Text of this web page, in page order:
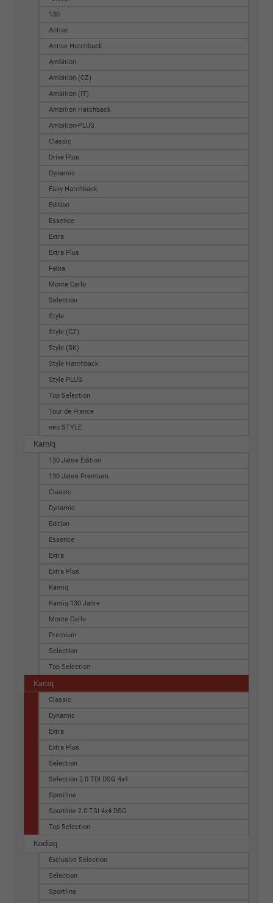
130
Active
Active Hatchback
Ambition
Ambition (CZ)
Ambition (IT)
Ambition Hatchback
Ambition-PLUS
Classic
Drive Plus
Dynamic
Easy Hatchback
Edition
Essence
Extra
Extra Plus
Fabia
Monte Carlo
Selection
Style
Style (CZ)
Style (SK)
Style Hatchback
Style PLUS
Top Selection
Tour de France
neu STYLE
Kamiq
130 Jahre Edition
130 Jahre Premium
Classic
Dynamic
Edition
Essence
Extra
Extra Plus
Kamiq
Kamiq 130 Jahre
Monte Carlo
Premium
Selection
Top Selection
Karoq
Classic
Dynamic
Extra
Extra Plus
Selection
Selection 2.0 TDI DSG 4x4
Sportline
Sportline 2.0 TSI 4x4 DSG
Top Selection
Kodiaq
Exclusive Selection
Selection
Sportline